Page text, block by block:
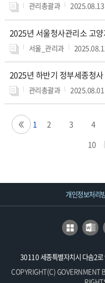
관리총괄과 2025.08.13
서울_관리과
관리총괄과 2025.08.01
1 2 3 4
10
개인정보처리
30110 세종특별자치시 다솜2
COPYRIGHT(C) GOVERNMENT